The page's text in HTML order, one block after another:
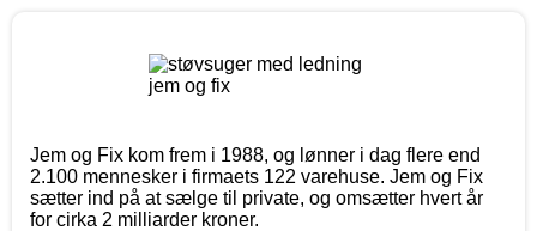
Jem og Fix kom frem i 1988, og lønner i dag flere end
2.100 mennesker i firmaets 122 varehuse. Jem og Fix
sætter ind på at sælge til private, og omsætter hvert år
for cirka 2 milliarder kroner.